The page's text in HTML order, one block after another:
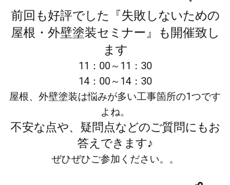
前回も好評でした『失敗しないための
屋根・外壁塗装セミナー』も開催致し
ます
11：00～11：30
14：00～14：30
屋根、外壁塗装は悩みが多い工事箇所の1つです
よね。
不安な点や、疑問点などのご質問にもお
答えできます♪
ぜひぜひご参加ください。。